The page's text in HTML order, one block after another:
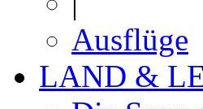
Ausflüge
LAND &